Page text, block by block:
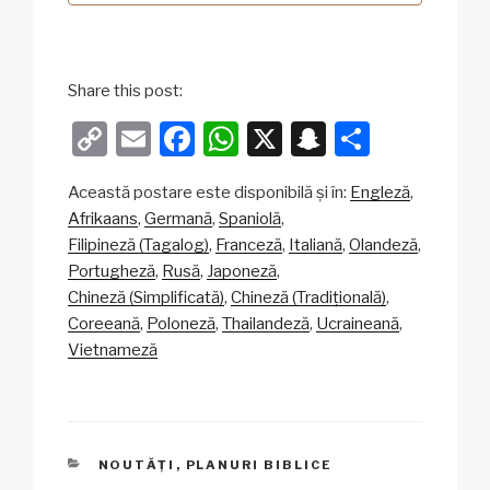
Share this post:
C
p
y
Li
n
k
E
ail
F
c
e
b
o
W
at
s
A
p
X
S
a
p
h
ta
je
ă
Această postare este disponibilă și în: Engleză
Afrikaans Germană Spaniolă
Filipineză (Tagalog) Franceză Italiană Olandeză
Portugheză Rusă Japoneză
Chineză (Simplificată) Chineză (Tradițională)
Coreeană Poloneză Thailandeză Ucraineană
Vietnameză
CATEGORII
NOUTĂȚI , PLANURI BIBLICE